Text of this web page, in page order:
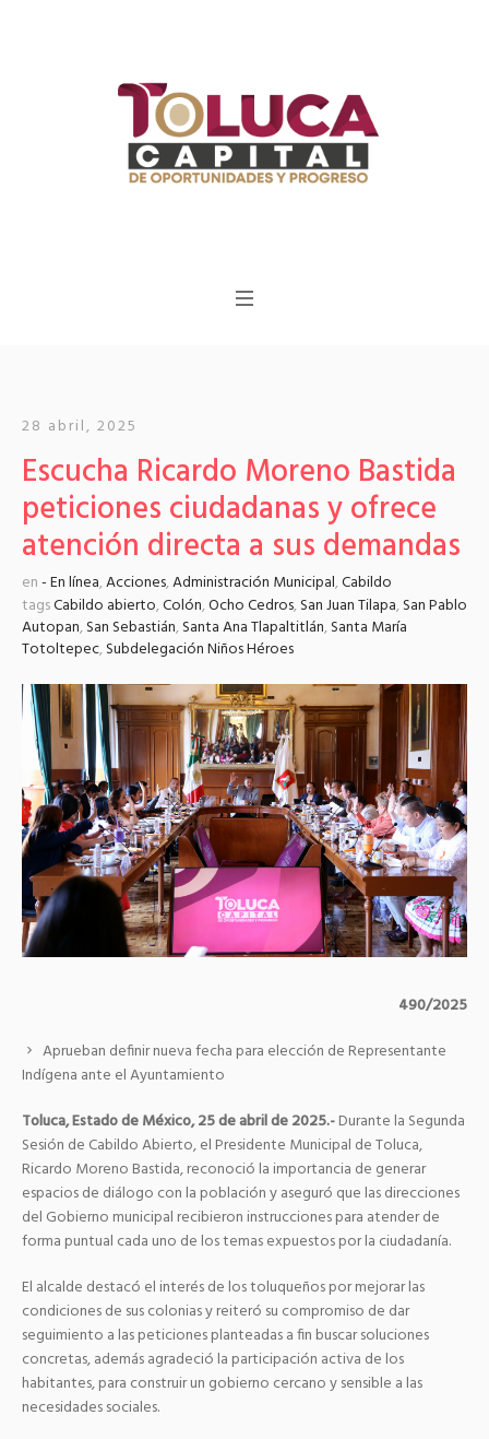
28 abril, 2025
Escucha Ricardo Moreno Bastida
peticiones ciudadanas y ofrece
atención directa a sus demandas
en- En línea,Acciones,Administración Municipal,Cabildo
tagsCabildo abierto,Colón,Ocho Cedros,San Juan Tilapa,San Pablo
Autopan,San Sebastián,Santa Ana Tlapaltitlán,Santa María
Totoltepec,Subdelegación Niños Héroes
490/2025
Aprueban definir nueva fecha para elección de Representante
Indígena ante el Ayuntamiento
Toluca, Estado de México, 25 de abril de 2025.-Durante la Segunda
Sesión de Cabildo Abierto, el Presidente Municipal de Toluca,
Ricardo Moreno Bastida, reconoció la importancia de generar
espacios de diálogo con la población y aseguró que las direcciones
del Gobierno municipal recibieron instrucciones para atender de
forma puntual cada uno de los temas expuestos por la ciudadanía.
El alcalde destacó el interés de los toluqueños por mejorar las
condiciones de sus colonias y reiteró su compromiso de dar
seguimiento a las peticiones planteadas a fin buscar soluciones
concretas, además agradeció la participación activa de los
habitantes, para construir un gobierno cercano y sensible a las
necesidades sociales.